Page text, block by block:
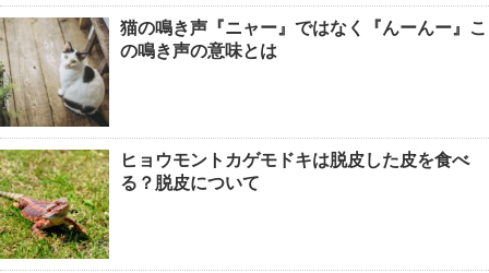
猫の鳴き声『ニャー』ではなく『んーんー』こ
の鳴き声の意味とは
ヒョウモントカゲモドキは脱皮した皮を食べ
る？脱皮について